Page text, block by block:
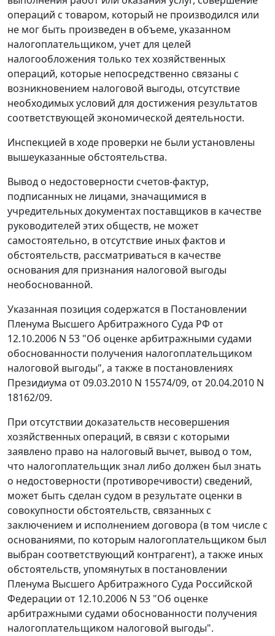
операций с товаром, который не производился или
не мог быть произведен в объеме, указанном
налогоплательщиком, учет для целей
налогообложения только тех хозяйственных
операций, которые непосредственно связаны с
возникновением налоговой выгоды, отсутствие
необходимых условий для достижения результатов
соответствующей экономической деятельности.
Инспекцией в ходе проверки не были установлены
вышеуказанные обстоятельства.
Вывод о недостоверности счетов-фактур,
подписанных не лицами, значащимися в
учредительных документах поставщиков в качестве
руководителей этих обществ, не может
самостоятельно, в отсутствие иных фактов и
обстоятельств, рассматриваться в качестве
основания для признания налоговой выгоды
необоснованной.
Указанная позиция содержатся в Постановлении
Пленума Высшего Арбитражного Суда РФ от
12.10.2006 N 53 "Об оценке арбитражными судами
обоснованности получения налогоплательщиком
налоговой выгоды", а также в постановлениях
Президиума от 09.03.2010 N 15574/09, от 20.04.2010 N
18162/09.
При отсутствии доказательств несовершения
хозяйственных операций, в связи с которыми
заявлено право на налоговый вычет, вывод о том,
что налогоплательщик знал либо должен был знать
о недостоверности (противоречивости) сведений,
может быть сделан судом в результате оценки в
совокупности обстоятельств, связанных с
заключением и исполнением договора (в том числе с
основаниями, по которым налогоплательщиком был
выбран соответствующий контрагент), а также иных
обстоятельств, упомянутых в постановлении
Пленума Высшего Арбитражного Суда Российской
Федерации от 12.10.2006 N 53 "Об оценке
арбитражными судами обоснованности получения
налогоплательщиком налоговой выгоды".